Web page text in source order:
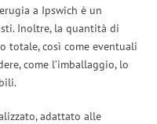
a Ipswich è un
Inoltre, la quantità di
totale, così come eventuali
come l’imballaggio, lo
adattato alle